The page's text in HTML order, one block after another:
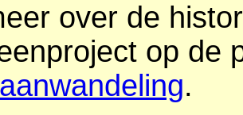
over de
op de
.